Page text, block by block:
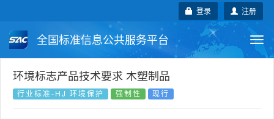
注册
登录
全国标准信息公共服务平台
国家标准 行业标准
环境标志产品技术要求 木塑制品
行业标准-HJ 环境保护 强制性 现行